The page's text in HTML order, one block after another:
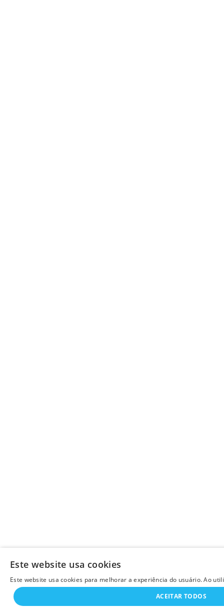
Este website usa cookies
Este website usa cookies para melhorar a experiência do usuário. Ao
ACEITAR TODOS